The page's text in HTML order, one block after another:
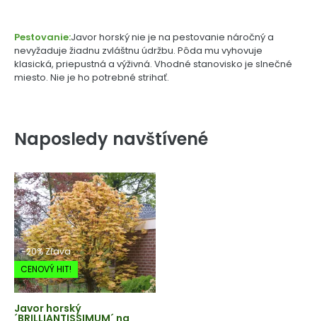
Pestovanie:Javor horský nie je na pestovanie náročný a
nevyžaduje žiadnu zvláštnu údržbu. Pôda mu vyhovuje
klasická, priepustná a výživná. Vhodné stanovisko je slnečné
miesto. Nie je ho potrebné strihať.
Naposledy navštívené
-20% Zľava
CENOVÝ HIT!
Javor horský
´BRILLIANTISSIMUM´ na